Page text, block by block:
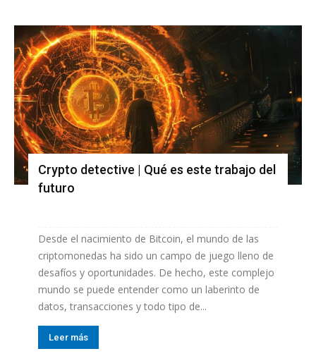
Crypto detective | Qué es este trabajo del
futuro
Desde el nacimiento de Bitcoin, el mundo de las
criptomonedas ha sido un campo de juego lleno de
desafíos y oportunidades. De hecho, este complejo
mundo se puede entender como un laberinto de
datos, transacciones y todo tipo de...
Leer más